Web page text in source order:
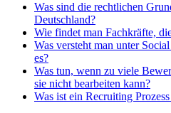
Was sind die rechtlichen
Deutschland?
Wie findet man Fachkräfte,
Was versteht man unter
es?
Was tun, wenn zu viele
sie nicht bearbeiten kann?
Was ist ein Recruiting